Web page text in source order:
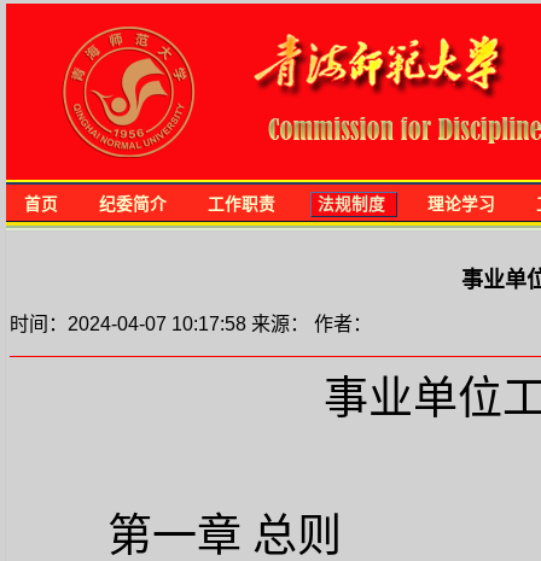
首页 纪委简介 工作职责 法规制度 理论学习
事业单
时间：2024-04-07 10:17:58 来源： 作者：
事业单位
第一章 总则